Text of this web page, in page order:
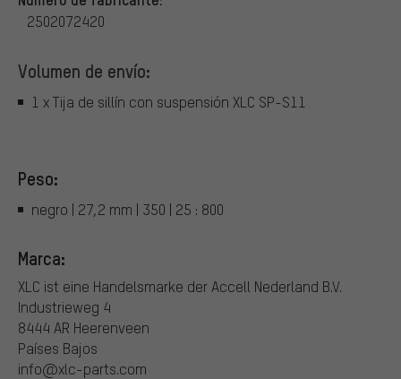
2502072420
Volumen de envío:
1 x Tija de sillín con suspensión XLC SP-S11
Peso:
negro | 27,2 mm | 350 | 25 : 800
Marca:
XLC ist eine Handelsmarke der Accell Nederland B.V.
Industrieweg 4
8444 AR Heerenveen
Países Bajos
info@xlc-parts.com